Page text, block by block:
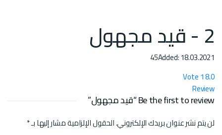
2 - قيد مجهول
45Added: 18.03.2021
8.0
1
Review
Be the first to review “قيد مجهول”
لن يتم نشر عنوان بريدك الإلكتروني.الحقول الإلزامية مشار إليها بـ*